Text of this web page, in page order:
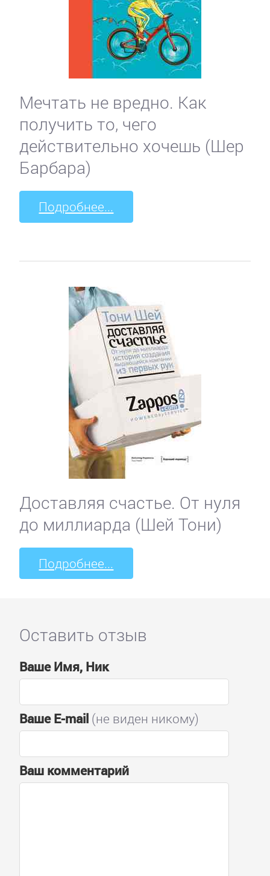
Мечтать не вредно. Как
получить то, чего
действительно хочешь (Шер
Барбара)
Подробнее...
Доставляя счастье. От нуля
до миллиарда (Шей Тони)
Подробнее...
Оставить отзыв
Ваше Имя, Ник
Ваше E-mail(не виден никому)
Ваш комментарий